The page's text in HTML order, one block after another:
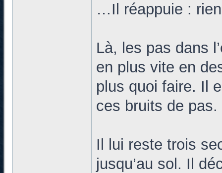
…Il réappuie :
Là, les pas dans
en plus vite en
plus quoi faire. Il
ces bruits de pas.
Il lui reste trois
jusqu’au sol. Il